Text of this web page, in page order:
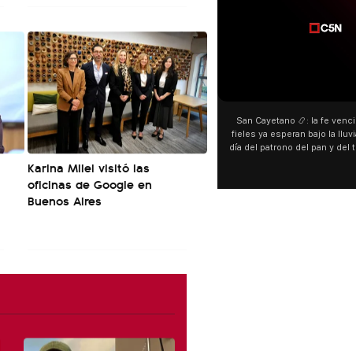
Karina Milei visitó las
oficinas de Google en
Buenos Aires
00:00
San Cayetano 📿: la fe venció al agua y los
fieles ya esperan bajo la lluvia ➡️ A horas del
día del patrono del pan y del trabajo, miles de
y pedir. 🎙️ @bernardomagnago
“Preferís la joda y yo
¿Indirecta para Luck Ra? La
"Te vi", su nueva
encontrar similitudes
declaraciones que hizo